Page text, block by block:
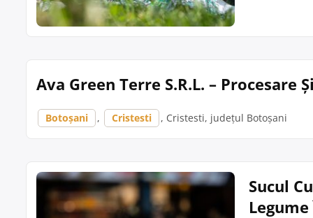
Ava Green Terre S.R.L. – Procesare
Botoșani , Cristesti , Cristesti, județul Botoșani
Sucul